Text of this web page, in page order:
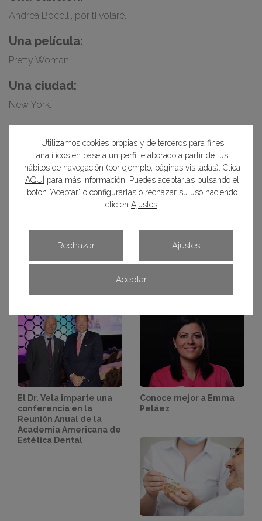
Andrea Bocelli, por ti volaré.
Una película:
Pretty Woman.
Una ciudad:
New York.
Un viaje a Islandia.
Comparte este artículo:
Artículos relacionados
El Dr. Vela imparte una
conferencia en la
Reunión Anual de la
Academia Americana de
Estética Dental
Conoce mejor a Emma
Peláez
Utilizamos cookies propias y de terceros para fines
analíticos en base a un perfil elaborado a partir de tus
hábitos de navegación (por ejemplo, páginas visitadas). Clica
AQUÍ para más información. Puedes aceptarlas pulsando el
botón "Aceptar" o configurarlas o rechazar su uso haciendo
clic en Ajustes
Aceptar
Rechazar Ajustes